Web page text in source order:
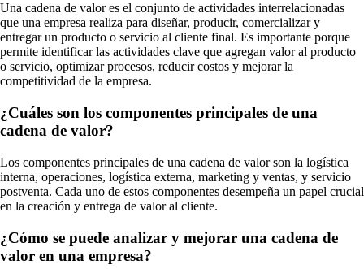
Una cadena de valor es el conjunto de actividades interrelacionadas
que una empresa realiza para diseñar, producir, comercializar y
entregar un producto o servicio al cliente final. Es importante porque
permite identificar las actividades clave que agregan valor al producto
o servicio, optimizar procesos, reducir costos y mejorar la
competitividad de la empresa.
¿Cuáles son los componentes principales de una
cadena de valor?
Los componentes principales de una cadena de valor son la logística
interna, operaciones, logística externa, marketing y ventas, y servicio
postventa. Cada uno de estos componentes desempeña un papel crucial
en la creación y entrega de valor al cliente.
¿Cómo se puede analizar y mejorar una cadena de
valor en una empresa?